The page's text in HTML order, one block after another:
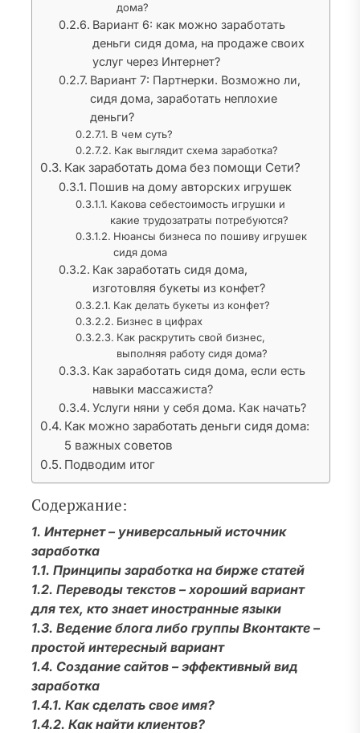
дома?
Вариант 6: как можно заработать
деньги сидя дома, на продаже своих
услуг через Интернет?
Вариант 7: Партнерки. Возможно ли,
сидя дома, заработать неплохие
деньги?
В чем суть?
Как выглядит схема заработка?
Как заработать дома без помощи Сети?
Пошив на дому авторских игрушек
Какова себестоимость игрушки и
какие трудозатраты потребуются?
Нюансы бизнеса по пошиву игрушек
сидя дома
Как заработать сидя дома,
изготовляя букеты из конфет?
Как делать букеты из конфет?
Бизнес в цифрах
Как раскрутить свой бизнес,
выполняя работу сидя дома?
Как заработать сидя дома, если есть
навыки массажиста?
Услуги няни у себя дома. Как начать?
Как можно заработать деньги сидя дома:
5 важных советов
Подводим итог
Содержание:
1. Интернет – универсальный источник
заработка
1.1. Принципы заработка на бирже статей
1.2. Переводы текстов – хороший вариант
для тех, кто знает иностранные языки
1.3. Ведение блога либо группы Вконтакте –
простой интересный вариант
1.4. Создание сайтов – эффективный вид
заработка
1.4.1. Как сделать свое имя?
1.4.2. Как найти клиентов?